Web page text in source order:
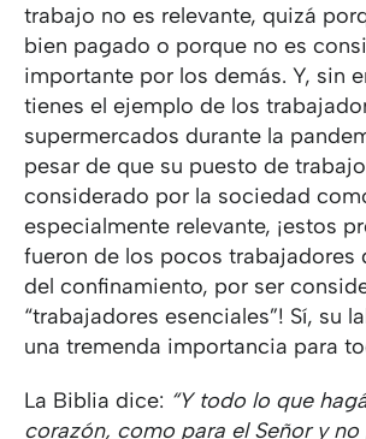
trabajo no es relevante, quizá
bien pagado o porque no es
importante por los demás. Y, sin
tienes el ejemplo de los
supermercados durante la
pesar de que su puesto de
considerado por la sociedad
especialmente relevante, ¡estos
fueron de los pocos trabajadores
del confinamiento, por ser
“trabajadores esenciales”! Sí, su
una tremenda importancia para
La Biblia dice: “Y todo lo que
corazón, como para el Señor y no